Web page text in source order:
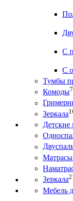
С
С
Тумбы
Комоды
Зеркала
Детские
Зеркала
Мебель